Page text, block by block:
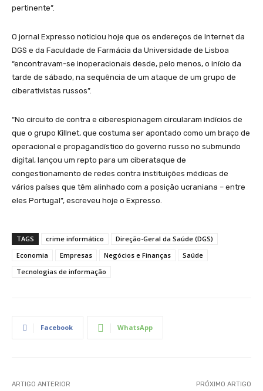
pertinente”.
O jornal Expresso noticiou hoje que os endereços de Internet da
DGS e da Faculdade de Farmácia da Universidade de Lisboa
“encontravam-se inoperacionais desde, pelo menos, o início da
tarde de sábado, na sequência de um ataque de um grupo de
ciberativistas russos”.
“No circuito de contra e ciberespionagem circularam indícios de
que o grupo Killnet, que costuma ser apontado como um braço de
operacional e propagandístico do governo russo no submundo
digital, lançou um repto para um ciberataque de
congestionamento de redes contra instituições médicas de
vários países que têm alinhado com a posição ucraniana – entre
eles Portugal”, escreveu hoje o Expresso.
TAGS crime informático
Direção-Geral da Saúde (DGS)
Economia
Empresas Negócios e Finanças
Saúde
Tecnologias de informação
Facebook WhatsApp
ARTIGO ANTERIOR PRÓXIMO ARTIGO